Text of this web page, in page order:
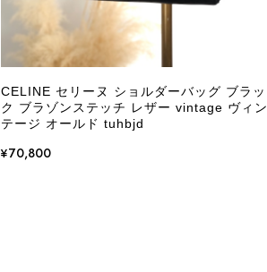
CELINE セリーヌ ショルダーバッグ ブラッ
ク ブラゾンステッチ レザー vintage ヴィン
テージ オールド tuhbjd
¥70,800